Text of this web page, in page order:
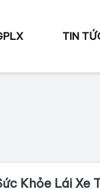
TIN
Khỏe Lái Xe